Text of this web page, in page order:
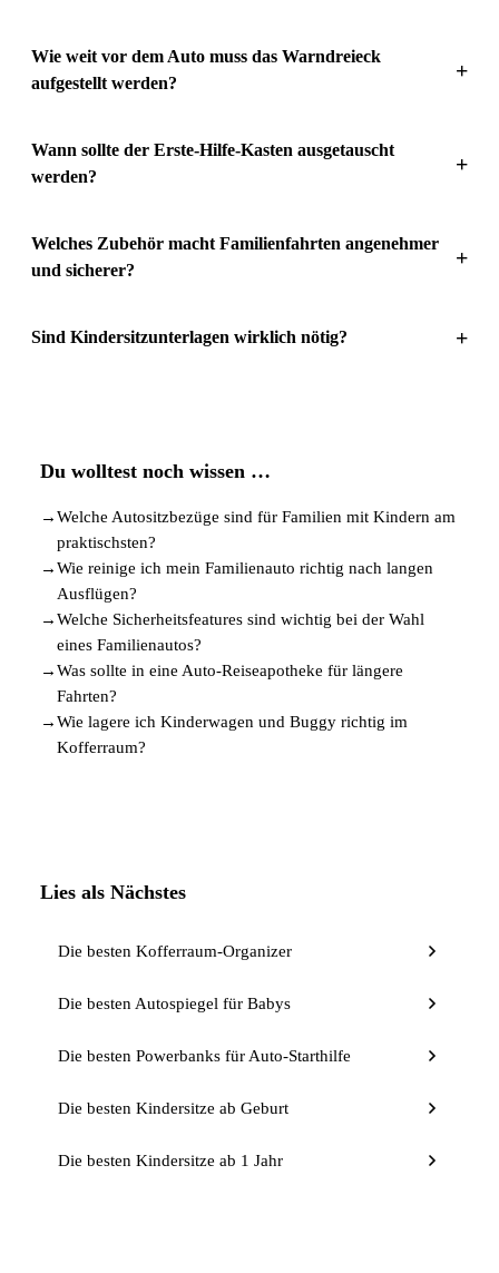
Wie weit vor dem Auto muss das Warndreieck
aufgestellt werden?
+
Wann sollte der Erste-Hilfe-Kasten ausgetauscht
werden?
+
Welches Zubehör macht Familienfahrten angenehmer
und sicherer?
+
Sind Kindersitzunterlagen wirklich nötig? +
Du wolltest noch wissen …
→Welche Autositzbezüge sind für Familien mit Kindern am
praktischsten?
→Wie reinige ich mein Familienauto richtig nach langen
Ausflügen?
→Welche Sicherheitsfeatures sind wichtig bei der Wahl
eines Familienautos?
→Was sollte in eine Auto-Reiseapotheke für längere
Fahrten?
→Wie lagere ich Kinderwagen und Buggy richtig im
Kofferraum?
Lies als Nächstes
Die besten Kofferraum-Organizer
Die besten Autospiegel für Babys
Die besten Powerbanks für Auto-Starthilfe
Die besten Kindersitze ab Geburt
Die besten Kindersitze ab 1 Jahr